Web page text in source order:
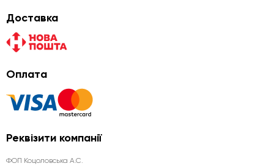
Доставка
Оплата
Реквізити компанії
ФОП Коцоловська А.С.